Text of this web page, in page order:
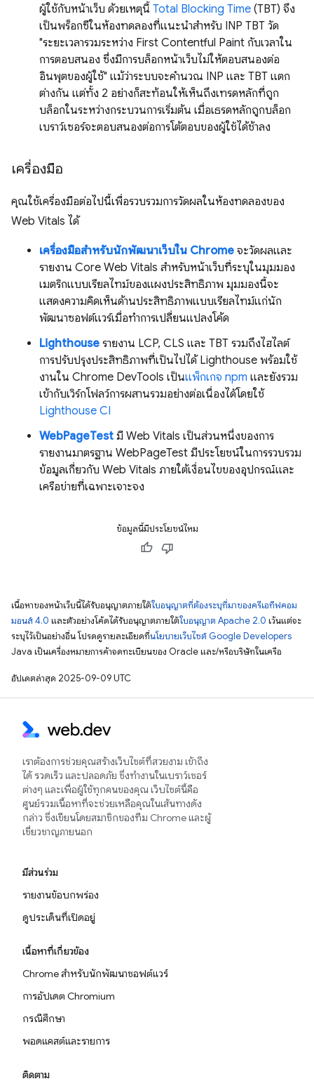
ผู้ใช้กับหน้าเว็บ ด้วยเหตุนี้ Total Blocking Time (TBT) จึง
เป็นพร็อกซีในห้องทดลองที่แนะนำสำหรับ INP TBT วัด
"ระยะเวลารวมระหว่าง First Contentful Paint กับเวลาใน
การตอบสนอง ซึ่งมีการบล็อกหน้าเว็บไม่ให้ตอบสนองต่อ
อินพุตของผู้ใช้" แม้ว่าระบบจะคำนวณ INP และ TBT แตก
ต่างกัน แต่ทั้ง 2 อย่างก็สะท้อนให้เห็นถึงเทรดหลักที่ถูก
บล็อกในระหว่างกระบวนการเริ่มต้น เมื่อเธรดหลักถูกบล็อก
เบราว์เซอร์จะตอบสนองต่อการโต้ตอบของผู้ใช้ได้ช้าลง
เครื่องมือ
คุณใช้เครื่องมือต่อไปนี้เพื่อรวบรวมการวัดผลในห้องทดลองของ
Web Vitals ได้
เครื่องมือสำหรับนักพัฒนาเว็บใน Chrome จะวัดผลและ
รายงาน Core Web Vitals สำหรับหน้าเว็บที่ระบุในมุมมอง
เมตริกแบบเรียลไทม์ของแผงประสิทธิภาพ มุมมองนี้จะ
แสดงความคิดเห็นด้านประสิทธิภาพแบบเรียลไทม์แก่นัก
พัฒนาซอฟต์แวร์เมื่อทำการเปลี่ยนแปลงโค้ด
Lighthouse รายงาน LCP, CLS และ TBT รวมถึงไฮไลต์
การปรับปรุงประสิทธิภาพที่เป็นไปได้ Lighthouse พร้อมใช้
งานใน Chrome DevTools เป็นแพ็กเกจ npm และยังรวม
เข้ากับเวิร์กโฟลว์การผสานรวมอย่างต่อเนื่องได้โดยใช้
Lighthouse CI
WebPageTest มี Web Vitals เป็นส่วนหนึ่งของการ
รายงานมาตรฐาน WebPageTest มีประโยชน์ในการรวบรวม
ข้อมูลเกี่ยวกับ Web Vitals ภายใต้เงื่อนไขของอุปกรณ์และ
เครือข่ายที่เฉพาะเจาะจง
ข้อมูลนี้มีประโยชน์ไหม
เนื้อหาของหน้าเว็บนี้ได้รับอนุญาตภายใต้ใบอนุญาตที่ต้องระบุที่มาของครีเอทีฟคอม
มอนส์ 4.0 และตัวอย่างโค้ดได้รับอนุญาตภายใต้ใบอนุญาต Apache 2.0 เว้นแต่จะ
ระบุไว้เป็นอย่างอื่น โปรดดูรายละเอียดที่นโยบายเว็บไซต์ Google Developers
Java เป็นเครื่องหมายการค้าจดทะเบียนของ Oracle และ/หรือบริษัทในเครือ
อัปเดตล่าสุด 2025-09-09 UTC
เราต้องการช่วยคุณสร้างเว็บไซต์ที่สวยงาม เข้าถึง
ได้ รวดเร็ว และปลอดภัย ซึ่งทำงานในเบราว์เซอร์
ต่างๆ และเพื่อผู้ใช้ทุกคนของคุณ เว็บไซต์นี้คือ
ศูนย์รวมเนื้อหาที่จะช่วยเหลือคุณในเส้นทางดัง
กล่าว ซึ่งเขียนโดยสมาชิกของทีม Chrome และผู้
เชี่ยวชาญภายนอก
มีส่วนร่วม
รายงานข้อบกพร่อง
ดูประเด็นที่เปิดอยู่
เนื้อหาที่เกี่ยวข้อง
Chrome สำหรับนักพัฒนาซอฟต์แวร์
การอัปเดต Chromium
กรณีศึกษา
พอดแคสต์และรายการ
ติดตาม